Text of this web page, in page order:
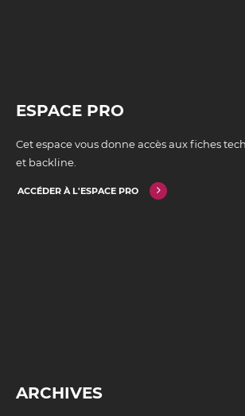
ESPACE PRO
Cet espace vous donne accès aux fiches
et backline.
ACCÉDER À L'ESPACE PRO
ARCHIVES